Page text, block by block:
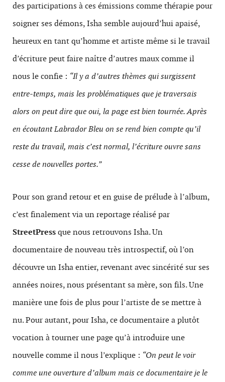
des participations à ces émissions comme thérapie pour
soigner ses démons, Isha semble aujourd’hui apaisé,
heureux en tant qu’homme et artiste même si le travail
d’écriture peut faire naître d’autres maux comme il
nous le confie : “Il y a d’autres thèmes qui surgissent
entre-temps, mais les problématiques que je traversais
alors on peut dire que oui, la page est bien tournée. Après
en écoutant Labrador Bleu on se rend bien compte qu’il
reste du travail, mais c’est normal, l’écriture ouvre sans
cesse de nouvelles portes.”
Pour son grand retour et en guise de prélude à l’album,
c’est finalement via un reportage réalisé par
StreetPressque nous retrouvons Isha. Un
documentaire de nouveau très introspectif, où l’on
découvre un Isha entier, revenant avec sincérité sur ses
années noires, nous présentant sa mère, son fils. Une
manière une fois de plus pour l’artiste de se mettre à
nu. Pour autant, pour Isha, ce documentaire a plutôt
vocation à tourner une page qu’à introduire une
nouvelle comme il nous l’explique : “On peut le voir
comme une ouverture d’album mais ce documentaire je le